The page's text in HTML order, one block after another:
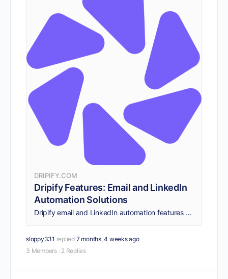
DRIPIFY.COM
Dripify Features: Email and LinkedIn
Automation Solutions
Dripify email and LinkedIn automation features helps you to grow your business on LinkedIn, manage teams, analyze profile statistics and create automate actions.
sloppy331 replied 7 months, 4 weeks ago
3 Members · 2 Replies